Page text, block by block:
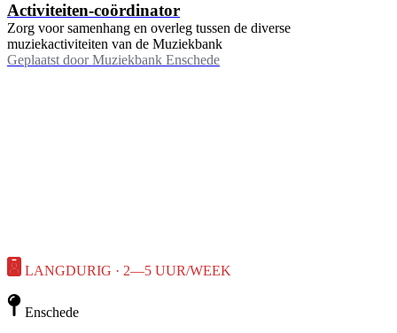
Activiteiten-coördinator
Zorg voor samenhang en overleg tussen de diverse
muziekactiviteiten van de Muziekbank
Geplaatst door Muziekbank Enschede
LANGDURIG · 2—5 UUR/WEEK
Enschede